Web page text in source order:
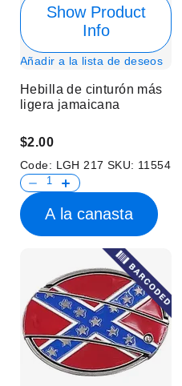
Show Product
Info
Añadir a la lista de deseos
Hebilla de cinturón más
ligera jamaicana
$2.00
Code: LGH 217 SKU: 11554
A la canasta